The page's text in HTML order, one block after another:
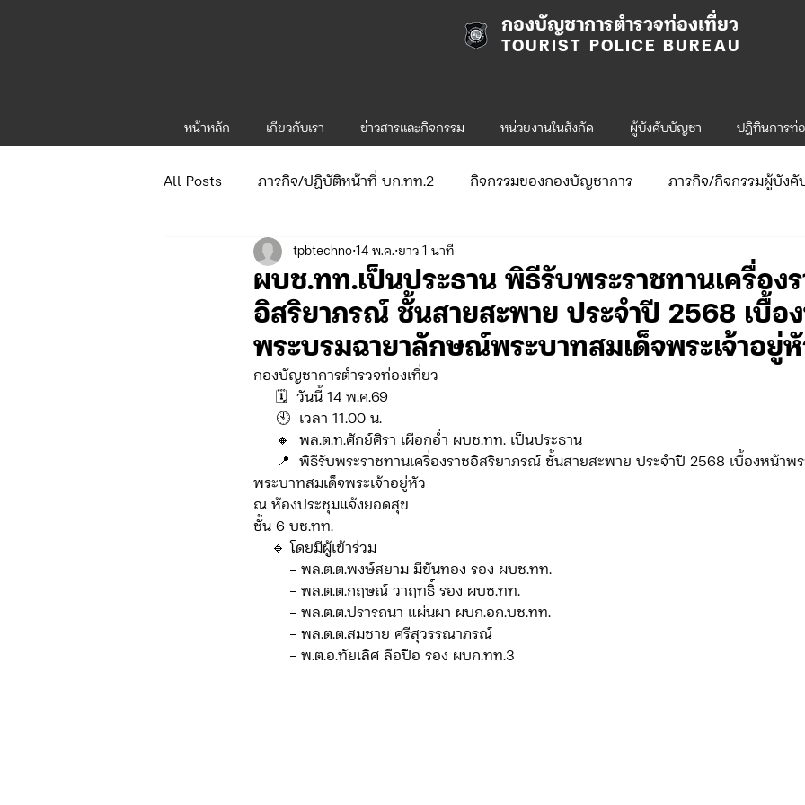
กองบัญชาการตำรวจท่องเที่ยว
TOURIST POLICE BUREAU
หน้าหลัก เกี่ยวกับเรา ข่าวสารและกิจกรรม หน่วยงานในสังกัด ผู้บังคับบัญชา ปฎิทินการท่
All Posts ภารกิจ/ปฏิบัติหน้าที่ บก.ทท.2 กิจกรรมของกองบัญชาการ ภารกิจ/กิจกรรมผู้บัง
ข่าวประกาศและคำสั่ง ข่าวรับสมัคร
จัดซื้อจัดจ้าง/แผน/ตัวชี้วัด ทท.1 ข่าวประกาศและคำสั่ง ทท.1 ข่าวรับสมัคร ทท.1
ภารกิจ/กิจกรรมผู้บังคับบัญชา ทท.2
ข่าวรับสมัคร ทท.2 จัดซื้อจัดจ้าง/แผน/ตัวชี้วัด ทท.2 ภารกิจ/กิจกรรมผู้บังคับบัญชา ทท.3
กิจกรรมของกองบังคับการท่องเที่ยว 3
จัดซื้อจัดจ้าง/แผน/ตัวชี้วัด ทท.3 กิจกรรมของ บก.อก.
ผบช.ทท.เป็นประธาน พิธีรับพระราชทานเครื่อง
อิสริยาภรณ์ ชั้นสายสะพาย ประจำปี 2568 เบื้อ
พระบรมฉายาลักษณ์พระบาทสมเด็จพระเจ้าอยู่หั
tpbtechno 14 พ.ค. ยาว 1 นาที
กองบัญชาการตำรวจท่องเที่ยว
     🗓️  วันนี้ 14 พ.ค.69
     🕙  เวลา 11.00 น.
     🔸  พล.ต.ท.ศักย์ศิรา เผือกอ่ำ ผบช.ทท. เป็นประธาน
พระบาทสมเด็จพระเจ้าอยู่หัว
ณ ห้องประชุมแจ้งยอดสุข
ชั้น 6 บช.ทท.
    🔹️ โดยมีผู้เข้าร่วม
        - พล.ต.ต.พงษ์สยาม มีขันทอง รอง ผบช.ทท.
        - พล.ต.ต.กฤษณ์ วาฤทธิ์ รอง ผบช.ทท.
        - พล.ต.ต.ปรารถนา แผ่นผา ผบก.อก.บช.ทท.
        - พล.ต.ต.สมชาย ศรีสุวรรณาภรณ์
        - พ.ต.อ.ทัยเลิศ ลือปือ รอง ผบก.ทท.3